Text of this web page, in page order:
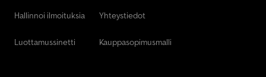
Hallinnoi ilmoituksia
Luottamussinetti
Yhteystiedot
Kauppasopimusmalli